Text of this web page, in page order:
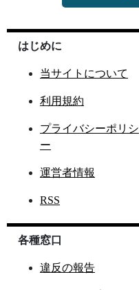
はじめに
当サイトについて
利用規約
プライバシーポリシ
ー
運営者情報
RSS
各種窓口
違反の報告